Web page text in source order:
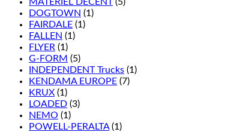
DOGTOWN (1)
FAIRDALE (1)
FALLEN (1)
FLYER (1)
G-FORM (5)
INDEPENDENT Trucks (1)
KENDAMA EUROPE (7)
KRUX (1)
LOADED (3)
NEMO (1)
POWELL-PERALTA (1)